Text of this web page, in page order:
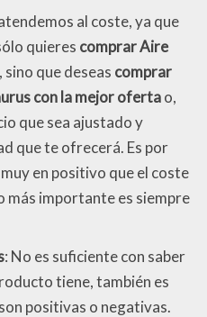
al coste, ya que
quieres comprar Aire
, sino que deseas comprar
con la mejor ofertao,
que sea ajustado y
que te ofrecerá. Es por
en positivo que el coste
más importante es siempre
: No es suficiente con saber
tiene, también es
positivas o negativas.